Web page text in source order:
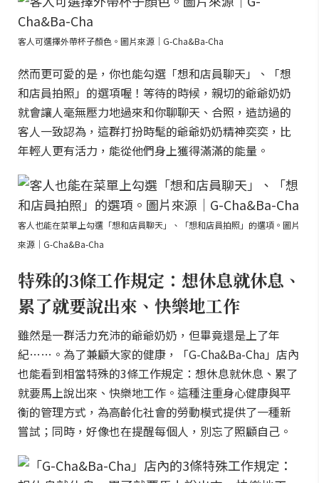
客人可選擇外帶杯子顏色。圖片來源｜G-Cha&Ba-Cha
然而更可愛的是，你也能勾選「想和店員聊天」、「想
和店員拍照」的選項喔！等待的時候，親切的爺爺奶奶
就會讓人毫無壓力地過來和你聊聊天、合照，造訪過的
客人一致認為，這群打扮時髦的爺爺奶奶精神奕奕，比
年輕人更有活力，能從他們身上獲得滿滿的能量。
客人也能在菜單上勾選「想和店員聊天」、「想和店員拍照」的選項。圖片
來源｜G-Cha&Ba-Cha
特殊的3條工作規定：想休息就休息、
累了就要說出來、快樂地工作
雖然是一群活力充沛的爺爺奶奶，但畢竟還是上了年
紀……。為了兼顧大家的健康，「G-Cha&Ba-Cha」店內
也能看到相當特殊的3條工作規定：想休息就休息、累了
就要馬上說出來、快樂地工作。這種注重身心健康與平
衡的管理方式，為高齡化社會的勞動模式提供了一種新
嘗試；同時，好像也在提醒每個人，別忘了照顧自己。